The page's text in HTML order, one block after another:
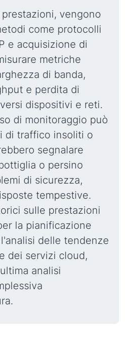
vengono
come protocolli
e acquisizione di
metriche
di banda,
e perdita di
dispositivi e reti.
di monitoraggio può
di traffico insoliti o
segnalare
o persino
di sicurezza,
tempestive.
sulle prestazioni
la pianificazione
delle tendenze
dei servizi cloud,
analisi